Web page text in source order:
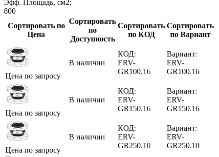
Эфф. Площадь, см2:
800
Сортировать по
Цена
Сортировать
по
Доступность
Сортировать
по КОД
Сортировать
по Вариант
Цена по запросу
В наличии
КОД:
ERV-
GR100.16
Вариант:
ERV-
GR100.16
Цена по запросу
В наличии
КОД:
ERV-
GR150.16
Вариант:
ERV-
GR150.16
Цена по запросу
В наличии
КОД:
ERV-
GR250.10
Вариант:
ERV-
GR250.10